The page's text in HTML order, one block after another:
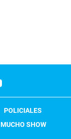
POLICIALES
MUCHO SHOW